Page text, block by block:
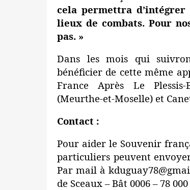
cela permettra
lieux de combats. Pour
pas. »
Dans les mois qui
bénéficier de cette même
France Après Le
(Meurthe-et-Moselle) et
Contact :
Pour aider le Souvenir
particuliers peuvent
Par mail à
de Sceaux – Bât 0006 – 78